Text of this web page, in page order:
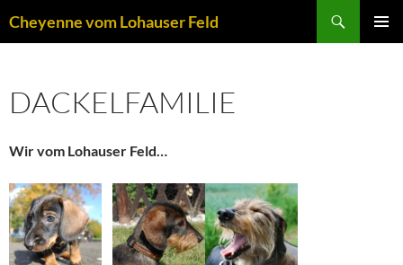
Inhalt
Cheyenne vom Lohauser Feld
DACKELFAMILIE
Wir vom Lohauser Feld…